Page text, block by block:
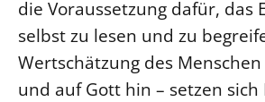
die Voraussetzung dafür, das
selbst zu lesen und zu
Wertschätzung des
und auf Gott hin – setzen
Älterwerden im Pfarrberuf